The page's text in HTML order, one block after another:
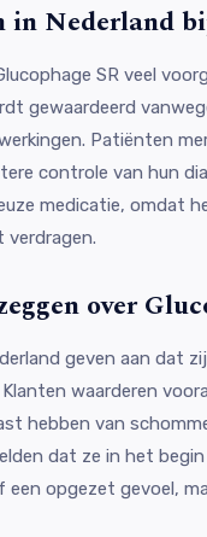
in Nederland
SR veel
gewaardeerd
Patiënten
controle van hun
medicatie, omdat
over
geven aan dat
Klanten waarderen
hebben van
dat ze in het
een opgezet gevoel,